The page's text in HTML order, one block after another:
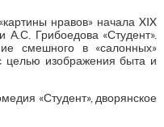
нравов» начала XIX
А.С. Грибоедова «Студент».
смешного в «салонных»
целью изображения быта и
«Студент», дворянское